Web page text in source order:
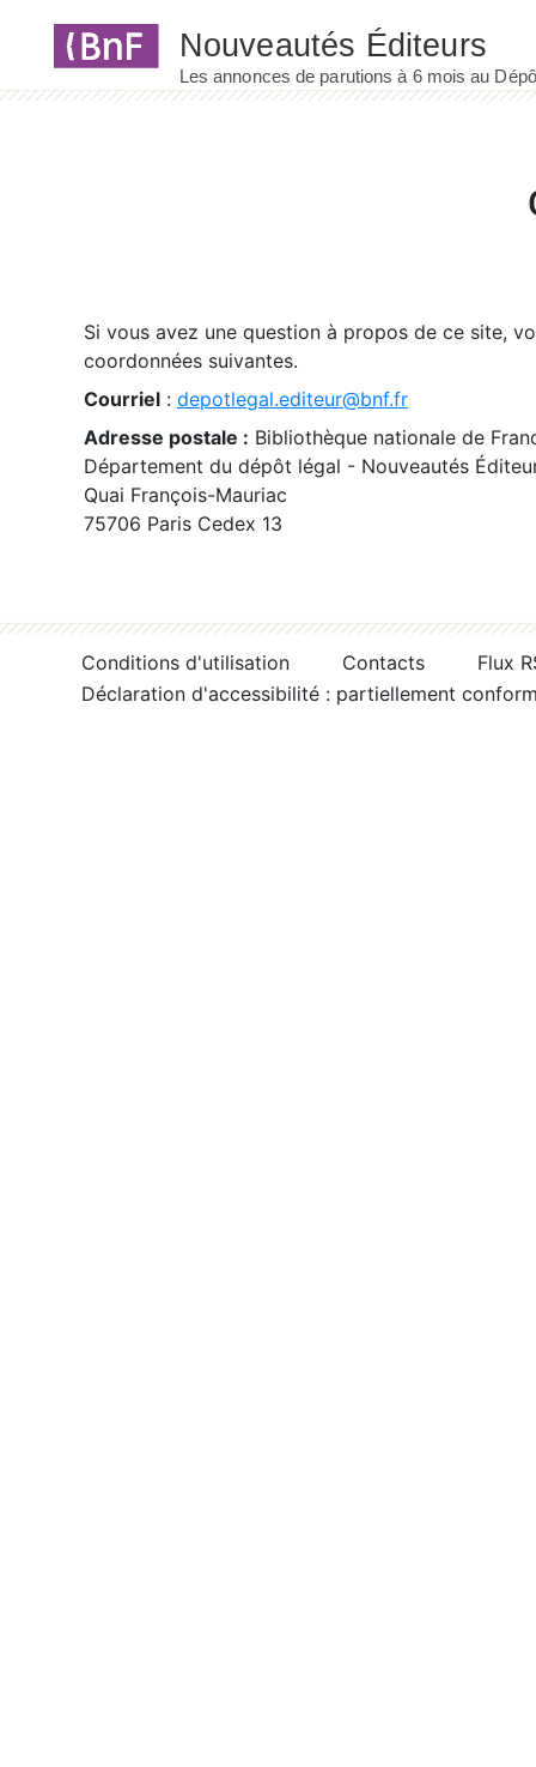
Si vous avez une question à propos de ce site,
coordonnées suivantes.
Courriel : depotlegal.editeur@bnf.fr
Adresse postale : Bibliothèque nationale de
Département du dépôt légal - Nouveautés
Quai François-Mauriac
75706 Paris Cedex 13
Conditions d'utilisation Contacts
Flux
Déclaration d'accessibilité : partiellement